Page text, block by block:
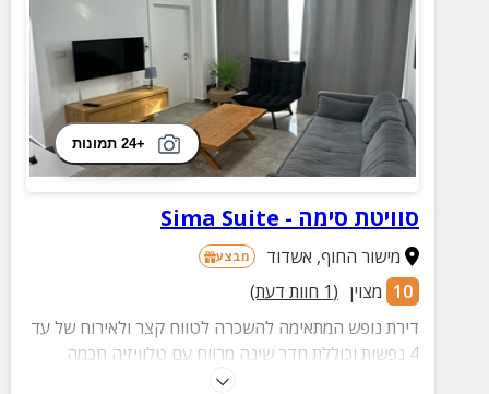
+24 תמונות
סוויטת סימה - Sima Suite
מישור החוף, אשדוד מבצע
10 מצוין (
1 חוות דעת)
דירת נופש המתאימה להשכרה לטווח קצר ולאירוח של עד
4 נפשות וכוללת חדר שינה מרווח עם טלוויזיה חכמה
בחיבור לנטפליקס, סלון מעוצב, חדר רחצה, מטבח